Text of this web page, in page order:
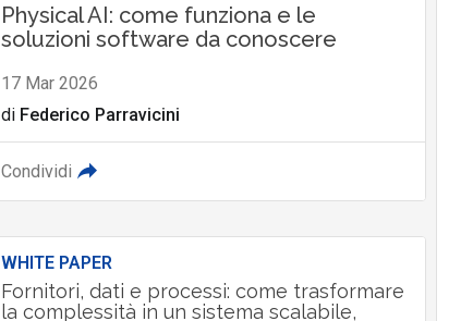
Physical AI: come funziona e le
soluzioni software da conoscere
17 Mar 2026
di Federico Parravicini
Condividi
WHITE PAPER
Fornitori, dati e processi: come trasformare
la complessità in un sistema scalabile,